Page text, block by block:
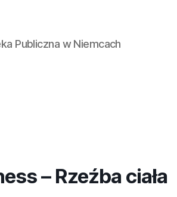
Publiczna w Niemcach
– Rzeźba ciała